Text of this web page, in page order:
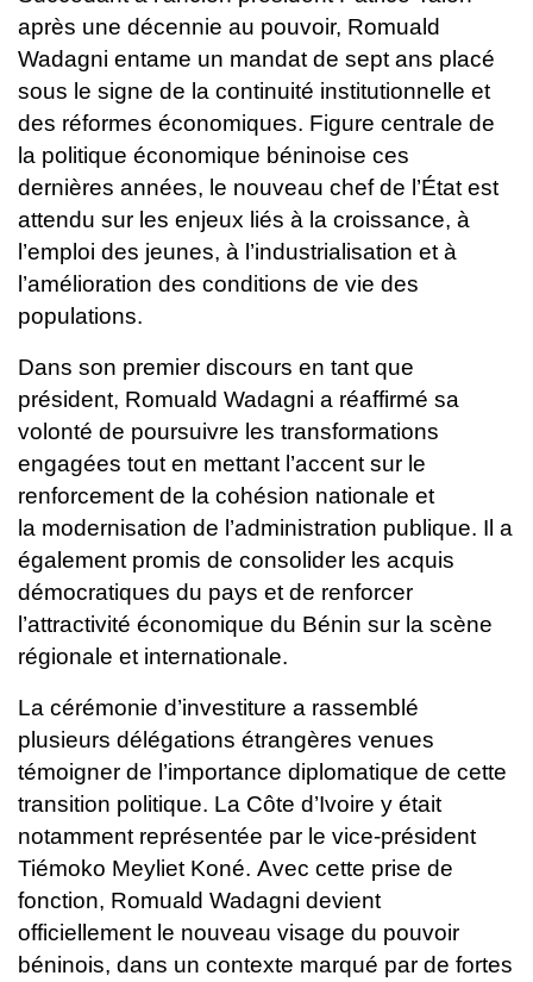
après une décennie au pouvoir, Romuald
Wadagni entame un mandat de sept ans placé
sous le signe de la continuité institutionnelle et
des réformes économiques. Figure centrale de
la politique économique béninoise ces
dernières années, le nouveau chef de l’État est
attendu sur les enjeux liés à la croissance, à
l’emploi des jeunes, à l’industrialisation et à
l’amélioration des conditions de vie des
populations.
Dans son premier discours en tant que
président, Romuald Wadagni a réaffirmé sa
volonté de poursuivre les transformations
engagées tout en mettant l’accent sur le
renforcement de la cohésion nationale et
la modernisation de l’administration publique. Il a
également promis de consolider les acquis
démocratiques du pays et de renforcer
l’attractivité économique du Bénin sur la scène
régionale et internationale.
La cérémonie d’investiture a rassemblé
plusieurs délégations étrangères venues
témoigner de l’importance diplomatique de cette
transition politique. La Côte d’Ivoire y était
notamment représentée par le vice-président
Tiémoko Meyliet Koné. Avec cette prise de
fonction, Romuald Wadagni devient
officiellement le nouveau visage du pouvoir
béninois, dans un contexte marqué par de fortes